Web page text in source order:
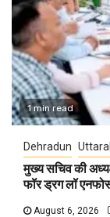
1 min read
Dehradun
मुख्य सचिव की
फॉर ड्रग लॉ
August 6, 2026